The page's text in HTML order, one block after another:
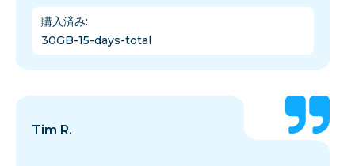
購入済み:
30GB-15-days-total
Tim R.